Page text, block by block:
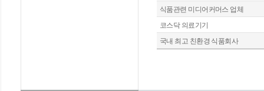
식품관련 미디어커머스 업체
코스닥 의료기기
국내 최고 친환경 식품회사